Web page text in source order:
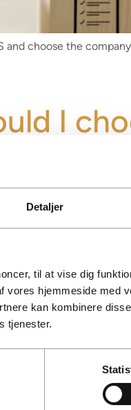
Detaljer
til at vise dig
hjemmeside med
kan kombinere
tjenester.
choose the
I